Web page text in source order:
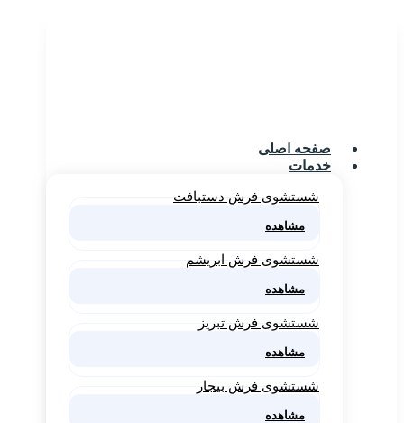
صفحه اصلی
خدمات
شستشوی فرش دستبافت
مشاهده
شستشوی فرش ابریشم
مشاهده
شستشوی فرش تبریز
مشاهده
شستشوی فرش بیجار
مشاهده